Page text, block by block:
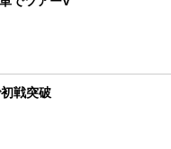
戦突破